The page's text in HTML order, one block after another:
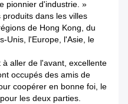
pionnier d'industrie. »
dans les villes
de Hong Kong, du
Unis, l'Europe, l'Asie, le
aller de l'avant, excellente
occupés des amis de
coopérer en bonne foi, le
les deux parties.